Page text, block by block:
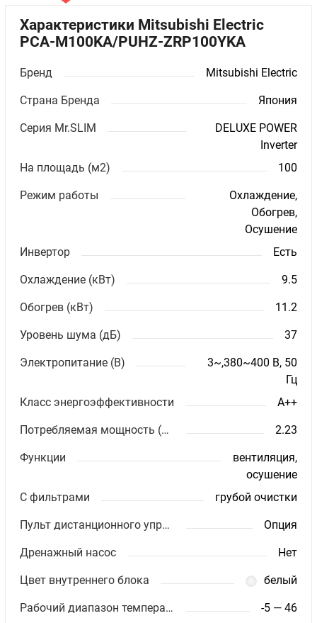
Характеристики Mitsubishi Electric
PCA-M100KA/PUHZ-ZRP100YKA
Бренд Mitsubishi Electric
Страна Бренда Япония
Серия Mr.SLIM
DELUXE POWER
Inverter
На площадь (м2)
100
Режим работы
Охлаждение,
Обогрев,
Осушение
Инвертор
Есть
Охлаждение (кВт) 9.5
Обогрев (кВт) 11.2
Уровень шума (дБ) 37
Электропитание (В)
3~,380~400 В, 50
Гц
Класс энергоэффективности
A++
Потребляемая мощность (кВт) 2.23
Функции
вентиляция,
осушение
С фильтрами
грубой очистки
Пульт дистанционного управления Опция
Дренажный насос Нет
Цвет внутреннего блока белый
Рабочий диапазон температур (охлаждение) -5 — 46